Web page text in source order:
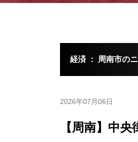
経済 ： 周南市の
2026年07月06日
【周南】中